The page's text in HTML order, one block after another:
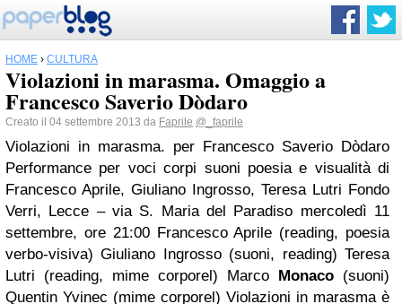
HOME › CULTURA
Violazioni in marasma. Omaggio a
Francesco Saverio Dòdaro
Creato il 04 settembre 2013 da Faprile @_faprile
Violazioni in marasma. per Francesco Saverio Dòdaro
Performance per voci corpi suoni poesia e visualità di
Francesco Aprile, Giuliano Ingrosso, Teresa Lutri Fondo
Verri, Lecce – via S. Maria del Paradiso mercoledì 11
settembre, ore 21:00 Francesco Aprile (reading, poesia
verbo-visiva) Giuliano Ingrosso (suoni, reading) Teresa
Lutri (reading, mime corporel) Marco Monaco (suoni)
Quentin Yvinec (mime corporel) Violazioni in marasma è